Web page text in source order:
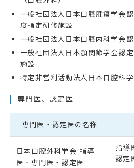
一般社団法人日本口腔腫瘍学会
度指定研修施設
一般社団法人日本口腔内科学会
一般社団法人日本顎関節学会認
施設
特定非営利活動法人日本口腔科
専門医、認定医
専門医・認定医の名称
日本口腔外科学会 指導
医・専門医・認定医
指導
認定